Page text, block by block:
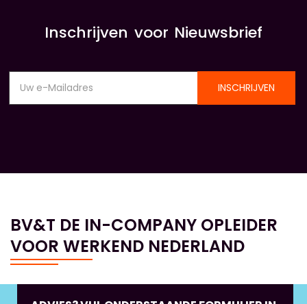
Inschrijven voor Nieuwsbrief
INSCHRIJVEN
BV&T DE IN-COMPANY OPLEIDER
VOOR WERKEND NEDERLAND